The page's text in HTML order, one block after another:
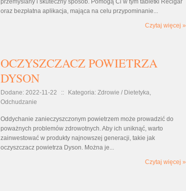
przemyślany i skuteczny sposób. Pomogą Ci w tym tabletki Recigar
oraz bezpłatna aplikacja, mająca na celu przypominanie...
Czytaj więcej »
OCZYSZCZACZ POWIETRZA
DYSON
Dodane: 2022-11-22 ::
Kategoria: Zdrowie / Dietetyka,
Odchudzanie
Oddychanie zanieczyszczonym powietrzem może prowadzić do
poważnych problemów zdrowotnych. Aby ich uniknąć, warto
zainwestować w produkty najnowszej generacji, takie jak
oczyszczacz powietrza Dyson. Można je...
Czytaj więcej »